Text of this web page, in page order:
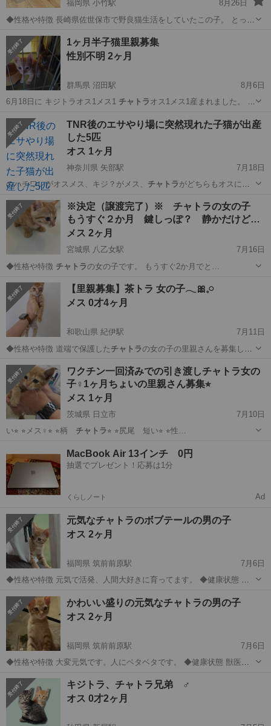
福岡県 小竹駅
8月26日
◆性格や特徴 長崎県佐世保市で野良猫生活をしていたこの子。 とって
解し、寄り添いたくさん甘えさせてくださる里親さんを募集です。
〜〜〜〜〜〜〜〜...
福岡 宮若市 小竹駅 猫 チャトラ
1ヶ月半子猫里親募集
性別不明 2ヶ月
群馬県 沼田駅
8月6日
6月18日に キジトラオス1メス1 チャトラ オス1メス1産まれました。 小
群馬 沼田駅 去勢手術
TNR後のエサやり場に突然現れた子猫が出産
した5匹
オス 1ヶ月
神奈川県 矢部駅
7月18日
のハチワレがオスメス、キジ？がメス、 チャトラ がどちらもオスにな
神奈川 相模原市 矢部駅 猫
※決定（譲渡完了）※ チャトラの女の子
もうすぐ２か月 鍵しっぽ？ 静かだけど…
メス 2ヶ月
宮城県 八乙女駅
7月16日
◆性格や特徴 チャトラ の女の子です。 もうすぐ2か月でと…
宮城 仙台市 八乙女駅 猫 チャトラ
【里親募集】茶トラ 女の子𓂃🎀𓈒𓏸
メス 0才4ヶ月
和歌山県 紀伊駅
7月11日
◆性格や特徴 道端で保護した チャトラの女の子の里親さんを募集して
和歌山 和歌山市 猫 トラ
ワクチン一回済みでの引き渡しチャトラ女の
子♀1ヶ月ちょいの里親さん募集⭐︎
メス 1ヶ月
茨城県 日立市
7月10日
い⭐︎ ⭐︎メス♀⭐︎ ⭐︎柄 チャトラ ⭐︎ ⭐︎尻尾 短い⭐︎ ⭐︎性…
ワクチン
MacBook Air 13インチ 0円
抽選でプレゼント！応募は1分
くらしノート Ad
元気なチャトラのボブテールの男の子
オス 2ヶ月
福岡県 筑前前原駅
7月6日
◆性格や特徴 元気で活発、人間大好きに育ってます。 ◆健康状態 獣
任を持って生涯大切に育ててくださる方を希望します。 この子を心か
ら愛してくださる方に出...
福岡 糸島市 筑前前原駅 猫
かわいい盛りの元気なチャトラの男の子
オス 2ヶ月
福岡県 筑前前原駅
7月6日
◆性格や特徴 大変元気です。人にベタベタです。 ◆健康状態 獣医さ
任を持って生涯大切に育ててくださる方を希望します。 この子を心か
ら愛してくださる方に出...
福岡 筑前前原駅 猫 チャトラ
キジトラ、チャトラ兄弟 ♂
オス 0才2ヶ月